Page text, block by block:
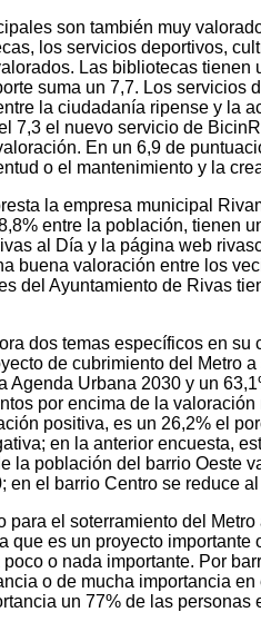
son también muy
los servicios deportivos,
Las bibliotecas tienen
suma un 7,7. Los servicios
la ciudadanía ripense y la
7,3 el nuevo servicio de
En un 6,9 de
o el mantenimiento y la
la empresa municipal
entre la población, tienen
al Día y la página web
buena valoración entre los
del Ayuntamiento de Rivas
dos temas específicos en su
de cubrimiento del Metro
Agenda Urbana 2030 y un
por encima de la
positiva, es un 26,2% el
en la anterior encuesta,
la población del barrio Oeste
en el barrio Centro se reduce
para el soterramiento del
que es un proyecto importante
o nada importante. Por
o de mucha importancia
un 77% de las personas